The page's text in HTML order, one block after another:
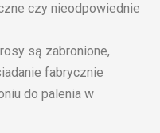
czy nieodpowiednie
są zabronione,
fabrycznie
do palenia w